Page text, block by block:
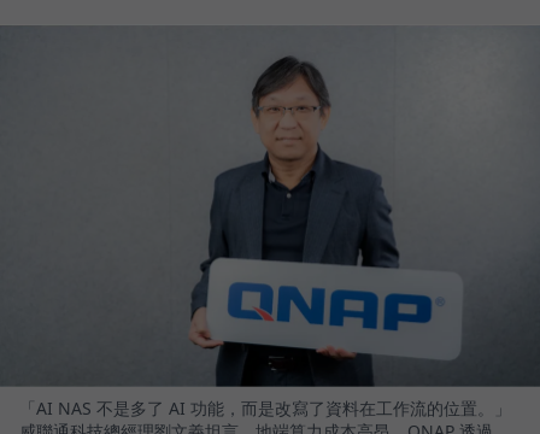
「AI NAS 不是多了 AI 功能，而是改寫了資料在工作流的位置。」